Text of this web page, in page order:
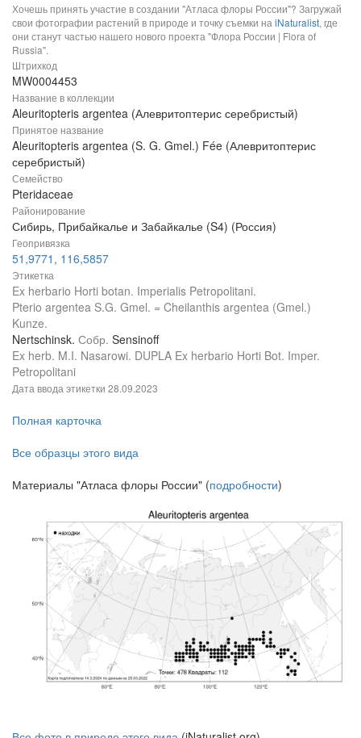
Хочешь принять участие в создании "Атласа флоры России"? Загружай
свои фотографии растений в природе и точку съемки на iNaturalist, где
они станут частью нашего нового проекта "Флора России | Flora of
Russia".
Штрихкод
MW0004453
Название в коллекции
Aleuritopteris argentea (Алевритоптерис серебристый)
Принятое название
Aleuritopteris argentea (S. G. Gmel.) Fée (Алевритоптерис
серебристый)
Семейство
Pteridaceae
Районирование
Сибирь, Прибайкалье и Забайкалье (S4) (Россия)
Геопривязка
51,9771, 116,5857
Этикетка
Ex herbario Horti botan. Imperialis Petropolitani.
Pterio argentea S.G. Gmel. = Cheilanthis argentea (Gmel.)
Kunze.
Nertschinsk. Собр. Sensinoff
Ex herb. M.I. Nasarowi. DUPLA Ex herbario Horti Bot. Imper.
Petropolitani
Дата ввода этикетки 28.09.2023
Полная карточка
Все образцы этого вида
Материалы "Атласа флоры России" (подробности)